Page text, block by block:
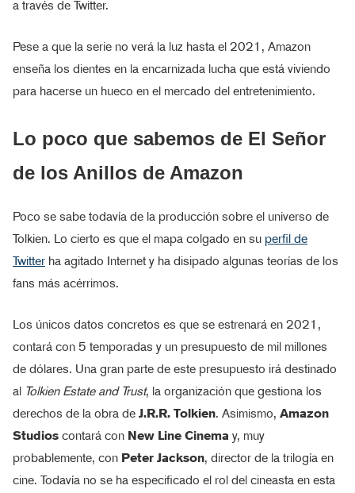
a través de Twitter.
Pese a que la serie no verá la luz hasta el 2021, Amazon
enseña los dientes en la encarnizada lucha que está viviendo
para hacerse un hueco en el mercado del entretenimiento.
Lo poco que sabemos de El Señor
de los Anillos de Amazon
Poco se sabe todavía de la producción sobre el universo de
Tolkien. Lo cierto es que el mapa colgado en su perfil de
Twitter ha agitado Internet y ha disipado algunas teorías de los
fans más acérrimos.
Los únicos datos concretos es que se estrenará en 2021,
contará con 5 temporadas y un presupuesto de mil millones
de dólares. Una gran parte de este presupuesto irá destinado
al Tolkien Estate and Trust, la organización que gestiona los
derechos de la obra de J.R.R. Tolkien. Asimismo, Amazon
Studios contará con New Line Cinema y, muy
probablemente, con Peter Jackson, director de la trilogía en
cine. Todavía no se ha especificado el rol del cineasta en esta